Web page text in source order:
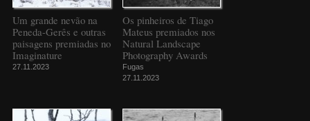
Um grande nevão na
Peneda-Gerês e outras
paisagens premiadas no
Imaginature
27.11.2023
Os pinheiros de Tiago
Mateus premiados nos
Natural Landscape
Photography Awards
Fugas
27.11.2023